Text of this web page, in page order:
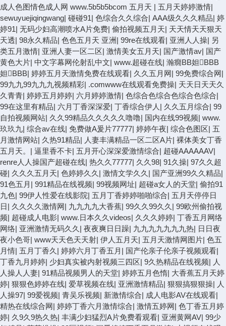
成人色图情色成人网 www.5b5b5bcom 五月天 | 五月天婷婷激情|
sewuyuejiqingwang| 碰碰91| 色综合久久综合| AAA级久久久精品| 婷
婷91| 无码少妇高潮喷水A片免费| 偷拍视频五月天| 天天情天天狠天
天透| 98永久精品| 色色五月天 亚洲 | 99re在线观看| 亚洲人人操| 另
类五月激情| 亚洲人妻一区二区| 激情美女五月天| 国产激情av| 国产
黄色大片| 中文字幕网伦射乱中文| www.超碰在线| 瀚癇BB妲BBB
妲BBB| 婷婷五月天激情免费在线观看| 久久五月网| 99免费综合网|
99九九99九九九视频精彩| .comwww在线观看免费操| 天天日天天久
久青青| 婷婷五月婷婷| 六月婷婷激情| 色综合色综合色综合色综合|
99在这里有精品| 六月丁香深深爱| 丁香综合伊人 | 久久五月综合| 99
自拍视频网站| 久久99精品久久久久久噜噜| 国内在线99视频| www.
玖玖九| 综合av在线| 免费做A爰片77777| 婷婷午夜| 综合色图区| 五
月激情网站| 久热91精品| 人妻丰满精品一区二区A片| 裸体美女丁香
五月天。 | 逼里香不卡| 五月开心深深爱激情综合| 超碰AAAAAAV|
renre人人操国产超碰在线| 热久久77777| 久久98| 91久操| 97久久超
碰| 久久久五月天| 色婷婷久久 | 激情文学久久 | 国产亚洲99久久精品|
91色五月 | 991精品在线视频| 99视频网址| 超碰a女人的天堂| 偷拍91
九色| 99伊人性爱在线影院| 五月丁香婷婷啪啪综合| 五月天停停日
日| 久久久久激情网| 九九九九大香蕉| 99久久99久久 | 99欧州偷拍视
频| 超碰成人电影| www.日本久久videos| 久久久婷婷| 丁香五月网络
网络| 亚洲激情无码久久 | 夜夜爽日日躁| 九九九九九九九热| 日日夜
夜小色哥| www天天色天天射| 伊人五月天| 五月天激情网图片| 色五
月情| 五月丁香久 | 婷婷六月丁香五月 | 国产伦亲子伦亲子视频观看|
丁香九月婷婷| 少妇真实被内射视频三四区| 9久热精品在线视频| 人
人操人人妻| 91精品视频男人的天堂| 婷婷五月色惰| 大香蕉五月天婷
婷| 狠狠色婷婷在线| 爱草视频在线| 亚洲激情精品| 狠狠搞狠狠操| 人
人操97| 99爱视频| 青吴乐视频| 新激情综合| 成人电影AV在线观看|
精热在线综合网| 婷婷丁香六月激情综合| 激情五婷网| 色丁香五月婷
婷| 久9久9热久热| 丰满少妇猛烈A片免费看观看| 亚洲黄网AV| 99少